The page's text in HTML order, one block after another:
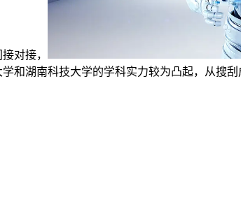
对接，
和湖南科技大学的学科实力较为凸起，从搜